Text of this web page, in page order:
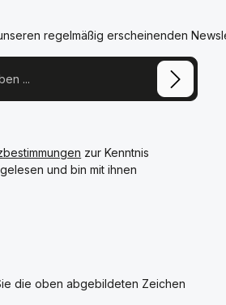
regelmäßig erscheinenden
zur Kenntnis
gelesen und bin mit ihnen
die oben abgebildeten Zeichen